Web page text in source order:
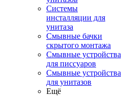
Системы
инсталляции для
унитаза
Смывные бачки
скрытого монтажа
Смывные устройства
для писсуаров
Смывные устройства
для унитазов
Ещё